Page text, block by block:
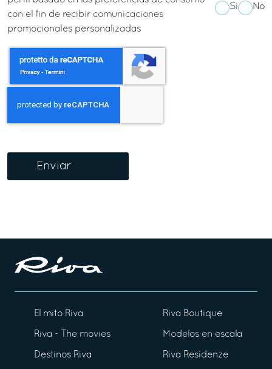
con el fin de recibir comunicaciones
promocionales personalizadas
Si No
Enviar
El mito Riva
Riva - The movies
Destinos Riva
Riva Boutique
Modelos en escala
Riva Residenze